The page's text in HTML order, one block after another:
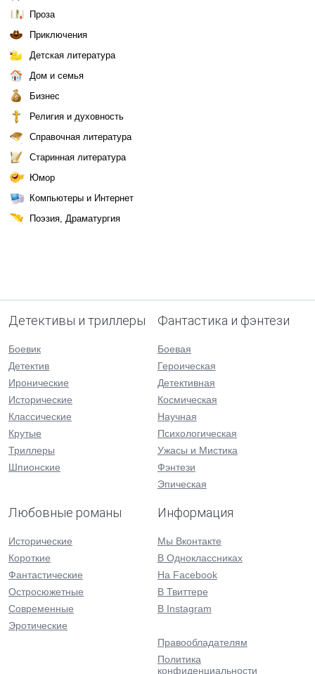
Проза
Приключения
Детская литература
Дом и семья
Бизнес
Религия и духовность
Справочная литература
Старинная литература
Юмор
Компьютеры и Интернет
Поэзия, Драматургия
Детективы и триллеры
Боевик
Детектив
Иронические
Исторические
Классические
Крутые
Триллеры
Шпионские
Фантастика и фэнтези
Боевая
Героическая
Детективная
Космическая
Научная
Психологическая
Ужасы и Мистика
Фэнтези
Эпическая
Любовные романы
Исторические
Короткие
Фантастические
Остросюжетные
Современные
Эротические
Информация
Мы Вконтакте
В Одноклассниках
На Facebook
В Твиттере
В Instagram
Правообладателям
Политика
конфиденциальности